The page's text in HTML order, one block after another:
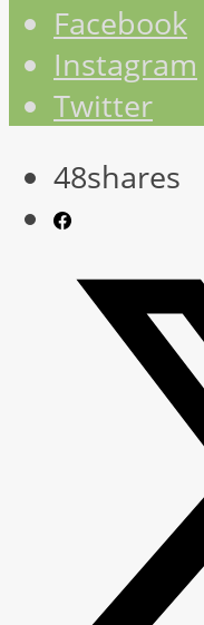
Facebook
Instagram
Twitter
48shares